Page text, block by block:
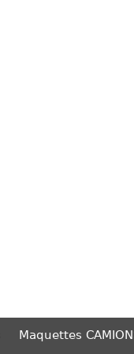
Maquettes